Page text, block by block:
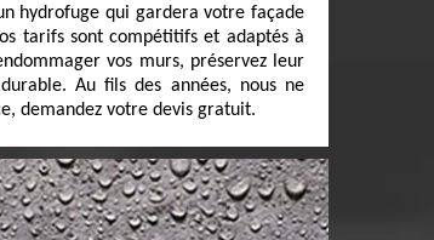
hydrofuge qui gardera votre façade
tarifs sont compétitifs et adaptés à
vos murs, préservez leur
Au fils des années, nous ne
demandez votre devis gratuit.